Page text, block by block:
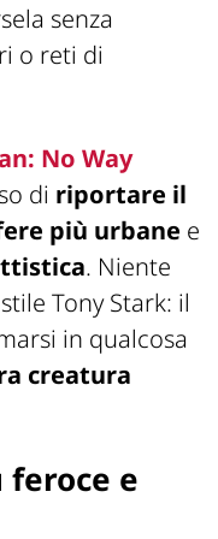
senza
o reti di
No Way
di riportare il
più urbane e
. Niente
Tony Stark: il
in qualcosa
creatura
feroce e